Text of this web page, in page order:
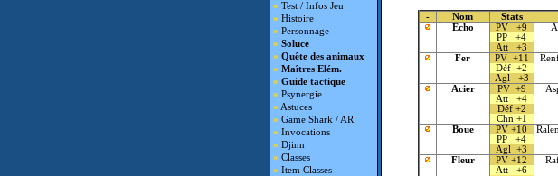
» Test / Infos Jeu
» Histoire
» Personnage
» Soluce
» Quête des animaux
» Maîtres Elém.
» Guide tactique
» Psynergie
» Astuces
» Game Shark / AR
» Invocations
» Djinn
» Classes
» Item Classes
- Nom Stats
Echo
PV +9
PP +4
Att +3
Fer
PV +11
Déf +2
Agl +3
Acier
PV +9
Att +4
Déf +2
Chn +1
Boue
PV +10
PP +4
Agl +3
Fleur
PV +12
Att +6